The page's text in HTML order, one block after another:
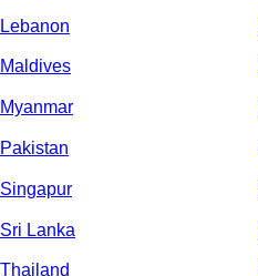
Lebanon
Maldives
Myanmar
Pakistan
Singapur
Sri Lanka
Thailand